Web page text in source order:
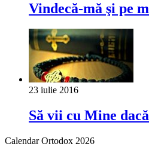
Vindecă-mă şi pe
23 iulie 2016
Să vii cu Mine
Calendar Ortodox 2026